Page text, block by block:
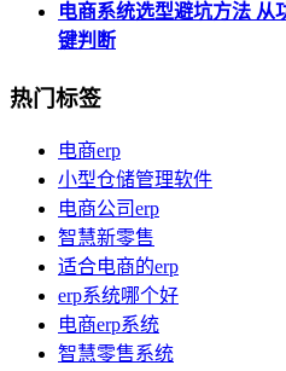
电商系统选型避坑方法 从
键判断
热门标签
电商erp
小型仓储管理软件
电商公司erp
智慧新零售
适合电商的erp
erp系统哪个好
电商erp系统
智慧零售系统